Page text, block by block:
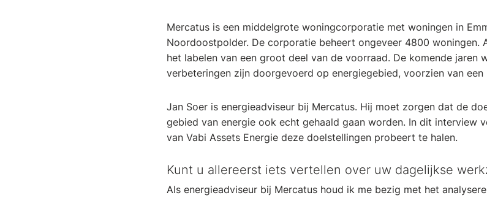
Mercatus is een middelgrote woningcorporatie met woningen in
Noordoostpolder. De corporatie beheert ongeveer 4800 woningen.
het labelen van een groot deel van de voorraad. De komende jaren
verbeteringen zijn doorgevoerd op energiegebied, voorzien van een
Jan Soer is energieadviseur bij Mercatus. Hij moet zorgen dat de
gebied van energie ook echt gehaald gaan worden. In dit interview
van Vabi Assets Energie deze doelstellingen probeert te halen.
Kunt u allereerst iets vertellen over uw dagelijkse
Als energieadviseur bij Mercatus houd ik me bezig met het